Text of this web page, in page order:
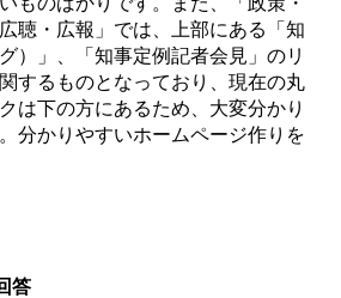
聴・広報」では、上部にある「知
）」、「知事定例記者会見」のリ
するものとなっており、現在の丸
は下の方にあるため、大変分かり
分かりやすいホームページ作りを
答